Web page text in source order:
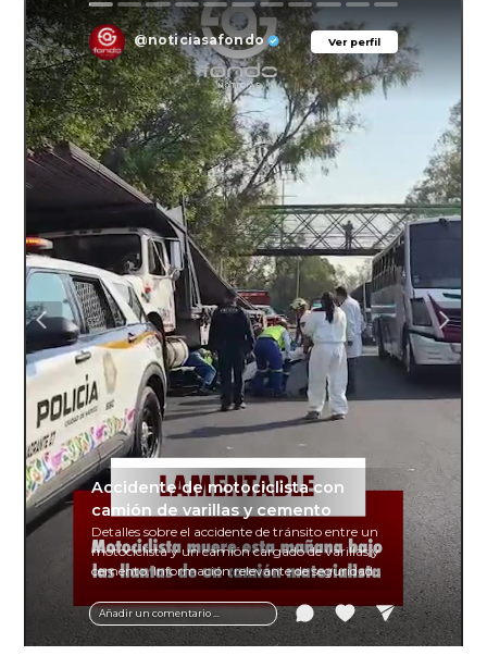
Ver perfil
@noticiasafondo Ver perfil
Añadir un comentario ...
Accidente de motociclista con
camión de varillas y cemento
Detalles sobre el accidente de tránsito entre un
motociclista y un camión cargado de varillas y
cemento. Información relevante de seguridad
vial y recomendaciones para motociclistas.